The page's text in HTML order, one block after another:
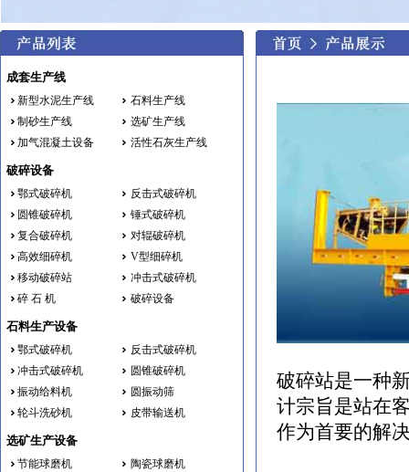
破碎站是一种
计宗旨是站在
作为首要的解
成套生产线
新型水泥生产线
石料生产线
制砂生产线
选矿生产线
加气混凝土设备
活性石灰生产线
破碎设备
鄂式破碎机
反击式破碎机
圆锥破碎机
锤式破碎机
复合破碎机
对辊破碎机
高效细碎机
V型细碎机
移动破碎站
冲击式破碎机
碎 石 机
破碎设备
石料生产设备
鄂式破碎机
反击式破碎机
冲击式破碎机
圆锥破碎机
振动给料机
圆振动筛
轮斗洗砂机
皮带输送机
选矿生产设备
节能球磨机
陶瓷球磨机